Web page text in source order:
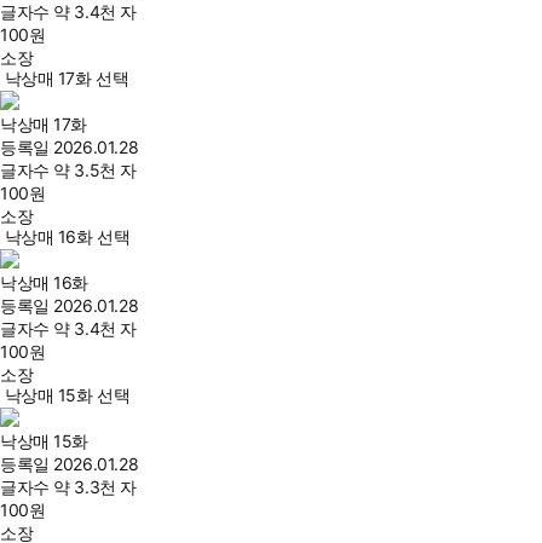
글자수 약 3.4천 자
100원
소장
낙상매 17화 선택
낙상매 17화
등록일 2026.01.28
글자수 약 3.5천 자
100원
소장
낙상매 16화 선택
낙상매 16화
등록일 2026.01.28
글자수 약 3.4천 자
100원
소장
낙상매 15화 선택
낙상매 15화
등록일 2026.01.28
글자수 약 3.3천 자
100원
소장